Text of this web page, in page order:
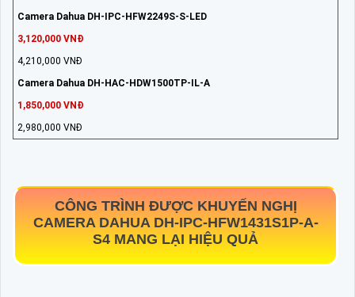
Camera Dahua DH-IPC-HFW2249S-S-LED
3,120,000 VNĐ
4,210,000 VNĐ
Camera Dahua DH-HAC-HDW1500TP-IL-A
1,850,000 VNĐ
2,980,000 VNĐ
CÔNG TRÌNH ĐƯỢC KHUYẾN NGHỊ
CAMERA DAHUA DH-IPC-HFW1431S1P-A-
S4 MANG LẠI HIỆU QUẢ